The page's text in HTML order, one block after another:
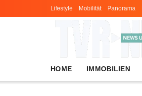
Lifestyle Mobilität Panorama
HOME IMMOBILIEN